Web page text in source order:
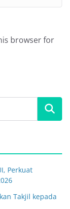
browser for
Perkuat
Takjil kepada